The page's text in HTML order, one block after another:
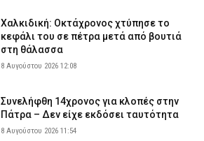
Χαλκιδική: Οκτάχρονος χτύπησε το
κεφάλι του σε πέτρα μετά από βουτιά
στη θάλασσα
8 Αυγούστου 2026 12:08
Συνελήφθη 14χρονος για κλοπές στην
Πάτρα – Δεν είχε εκδόσει ταυτότητα
8 Αυγούστου 2026 11:54